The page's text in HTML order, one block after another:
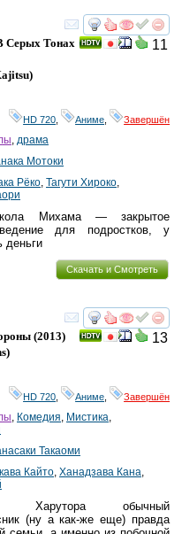
смотреть
11
Серых Тонах
)
HD 720 Аниме Завершён
, драма
Мотоки
Рёко, Тагути Хироко,
Михама — закрытое
для подростков, у
деньги
Скачать и Смотреть
смотреть
13
(2013)
)
HD 720 Аниме Завершён
, Комедия, Мистика,
Такаоми
Кайто, Ханадзава Кана,
Харутора обычный
(ну а как-же еще) правда